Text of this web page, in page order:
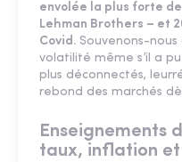
envolée la plus forte
Lehman Brothers – et
Covid. Souvenons-
volatilité même s’il a
plus déconnectés,
rebond des marchés
Enseignements
taux, inflation